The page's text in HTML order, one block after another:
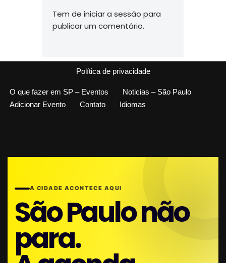
Tem de iniciar a sessão para
publicar um comentário.
Política de privacidade
O que fazer em SP – Eventos
Noticias – São Paulo
Adicionar Evento
Contato Idiomas
A CIDADE ACONTECE AQUI
São Paulo não
para.